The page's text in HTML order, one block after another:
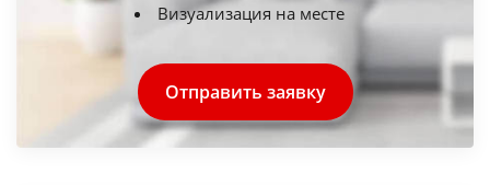
Визуализация на месте
Отправить заявку